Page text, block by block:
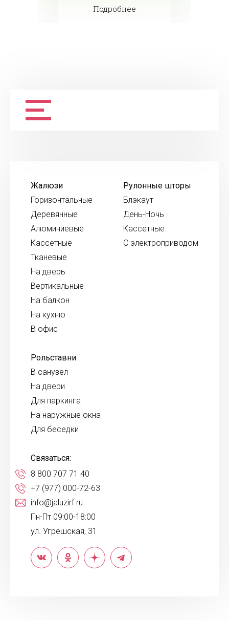
Подробнее
Жалюзи
Горизонтальные
Деревянные
Алюминиевые
Кассетные
Тканевые
На дверь
Вертикальные
На балкон
На кухню
В офис
Рулонные шторы
Блэкаут
День-Ночь
Кассетные
С электроприводом
Рольставни
В санузел
На двери
Для паркинга
На наружные окна
Для беседки
Связаться:
8 800 707 71 40
+7 (977) 000-72-63
info@jaluzirf.ru
Пн-Пт 09:00-18:00
ул. Угрешская, 31